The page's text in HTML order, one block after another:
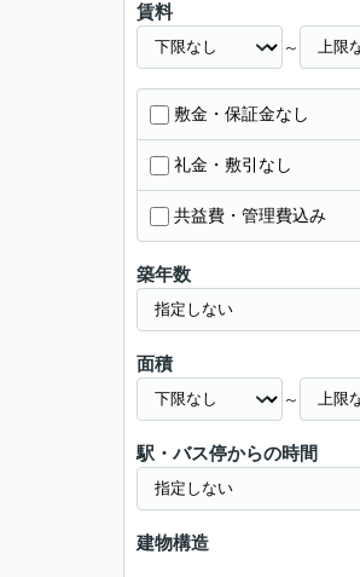
賃料
～
敷金・保証金なし
礼金・敷引なし
共益費・管理費込み
築年数
面積
～
駅・バス停からの時間
建物構造